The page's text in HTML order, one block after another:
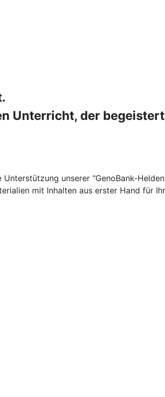
Unterricht, der
unserer "GenoBank-
mit Inhalten aus erster Hand für